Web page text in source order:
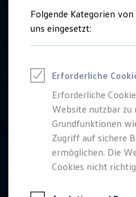
Feuerwehr
Rettungsdienste
ONE Business ID
Fahrzeugsuche &
Digitaler Marktplatz
Kauf & Finanzierung
Online-
Aktionen & Angebote
E-Auto-
Für
Für
Profi Paket
TopDeal
Folgende Kategorien
uns eingesetzt:
Erforderliche
Erforderliche
Website nutzbar zu
Grundfunktionen
Zugriff auf sichere
ermöglichen. Die
Cookies nicht